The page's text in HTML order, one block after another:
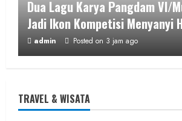
Dua Lagu Karya Pangdam VI/
Jadi Ikon Kompetisi Menyanyi
admin Posted on 3 jam ago
Wisata & Budaya
TRAVEL & WISATA